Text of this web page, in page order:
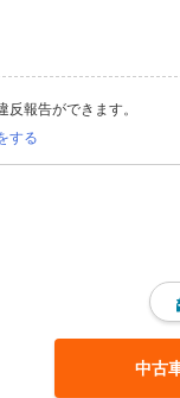
報告ができます。
する
中古